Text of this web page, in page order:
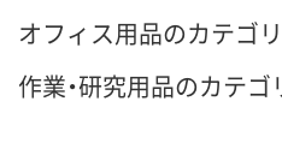
オフィス用品のカテゴ
作業・研究用品のカテゴ